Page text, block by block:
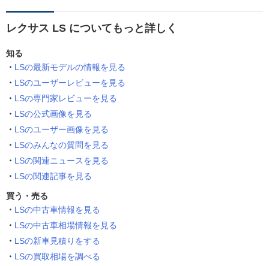
レクサス LS についてもっと詳しく
知る
LSの最新モデルの情報を見る
LSのユーザーレビューを見る
LSの専門家レビューを見る
LSの公式画像を見る
LSのユーザー画像を見る
LSのみんなの質問を見る
LSの関連ニュースを見る
LSの関連記事を見る
買う・売る
LSの中古車情報を見る
LSの中古車相場情報を見る
LSの新車見積りをする
LSの買取相場を調べる